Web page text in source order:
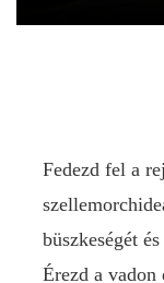
Fedezd fel a
büszkeségét
Érezd a